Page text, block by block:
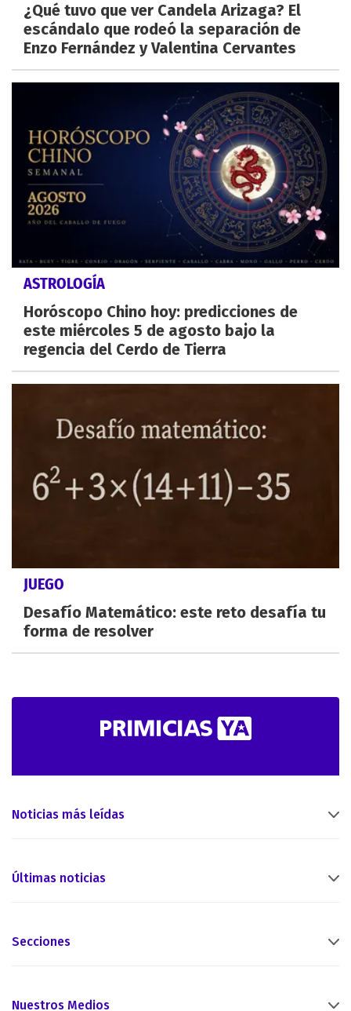
¿Qué tuvo que ver Candela Arizaga? El
escándalo que rodeó la separación de
Enzo Fernández y Valentina Cervantes
ASTROLOGÍA
Horóscopo Chino hoy: predicciones de
este miércoles 5 de agosto bajo la
regencia del Cerdo de Tierra
JUEGO
Desafío Matemático: este reto desafía tu
forma de resolver
Noticias más leídas
Últimas noticias
Secciones
Nuestros Medios